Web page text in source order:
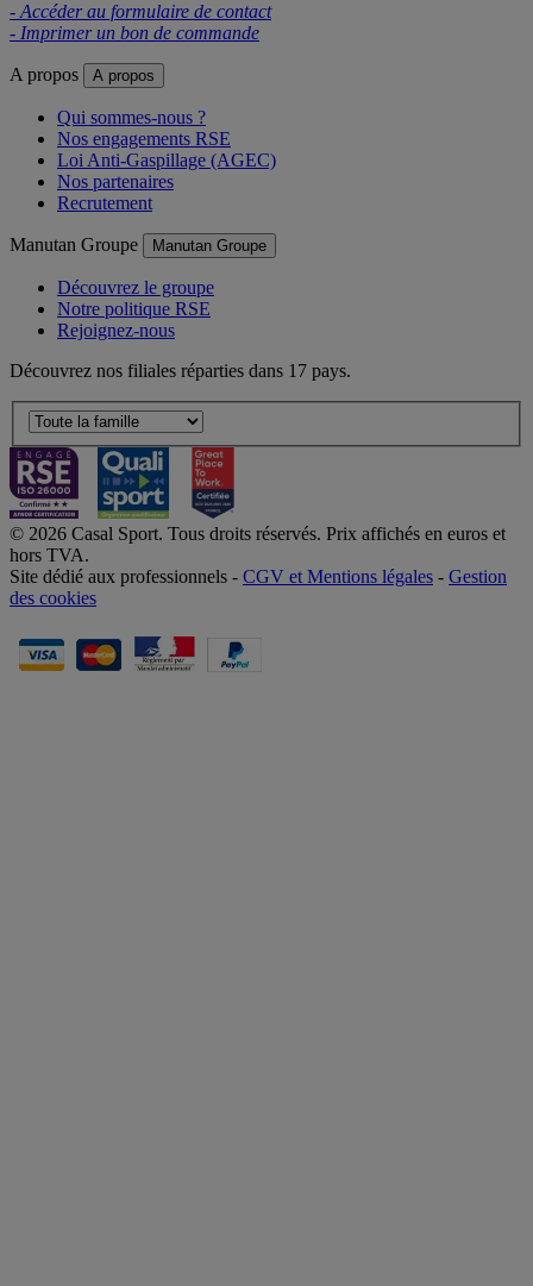
- Accéder au formulaire de contact
- Imprimer un bon de commande
A propos A propos
Qui sommes-nous ?
Nos engagements RSE
Loi Anti-Gaspillage (AGEC)
Nos partenaires
Recrutement
Manutan Groupe Manutan Groupe
Découvrez le groupe
Notre politique RSE
Rejoignez-nous
Découvrez nos filiales réparties dans 17 pays.
© 2026 Casal Sport. Tous droits réservés. Prix affichés en euros et
hors TVA.
Site dédié aux professionnels - CGV et Mentions légales - Gestion
des cookies